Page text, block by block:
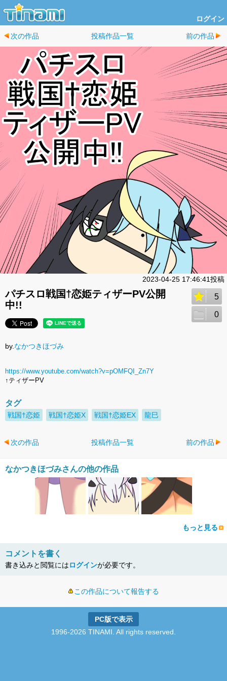
ログイン
次の作品 投稿作品一覧 前の作品
2023-04-25 17:46:41投稿
パチスロ戦国†恋姫ティザーPV公開
中!!
5
0
by. なかつきほづみ
https://www.youtube.com/watch?v=pOMFQI_Zn7Y
↑ティザーPV
タグ
戦国†恋姫 戦国†恋姫X 戦国†恋姫EX 龍巳
次の作品 投稿作品一覧 前の作品
なかつきほづみさんの他の作品
もっと見る
コメントを書く
書き込みと閲覧にはログインが必要です。
この作品について報告する
PC版で表示
1996-2026 TINAMI. All rights reserved.